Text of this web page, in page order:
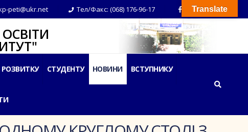
peti@ukr.net Тел/Факс: (068) 176-96-17
РОЗВИТКУ СТУДЕНТУ НОВИНИ ВСТУПНИКУ
Translate